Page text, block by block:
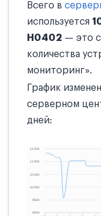
Всего в
используется
H0402 — это
количества
мониторинг».
График
серверном
дней: